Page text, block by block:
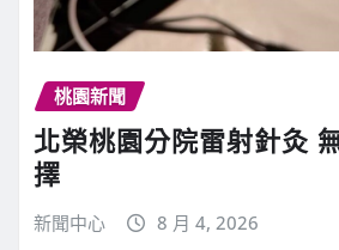
桃園新聞
北榮桃園分院雷射針灸
擇
新聞中心 8 月 4, 2026